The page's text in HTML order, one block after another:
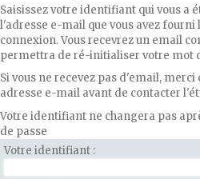
Saisissez votre identifiant qui vous a
l'adresse e-mail que vous avez
connexion. Vous recevrez un email
permettra de ré-initialiser votre mot
Si vous ne recevez pas d'email,
adresse e-mail avant de contacter
Votre identifiant ne changera pas
de passe
Votre identifiant